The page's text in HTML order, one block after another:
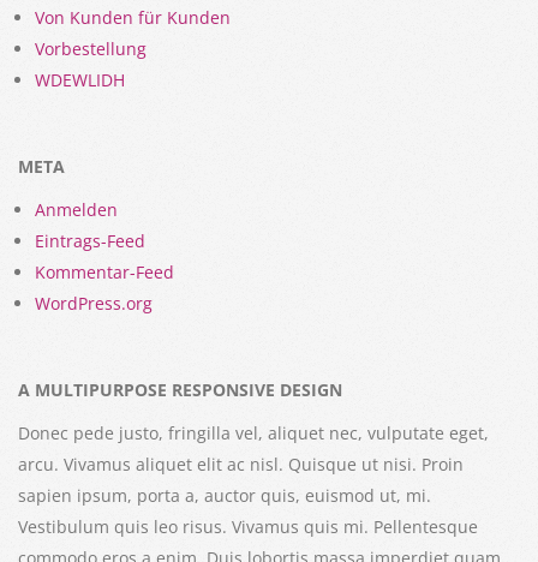
Von Kunden für Kunden
Vorbestellung
WDEWLIDH
META
Anmelden
Eintrags-Feed
Kommentar-Feed
WordPress.org
A MULTIPURPOSE RESPONSIVE DESIGN
Donec pede justo, fringilla vel, aliquet nec, vulputate eget,
arcu. Vivamus aliquet elit ac nisl. Quisque ut nisi. Proin
sapien ipsum, porta a, auctor quis, euismod ut, mi.
Vestibulum quis leo risus. Vivamus quis mi. Pellentesque